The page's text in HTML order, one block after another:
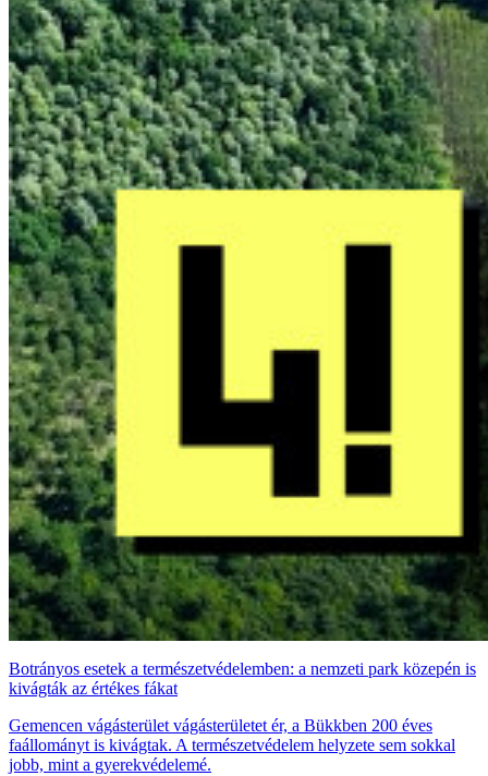
Botrányos esetek a természetvédelemben: a nemzeti park közepén is
kivágták az értékes fákat
Gemencen vágásterület vágásterületet ér, a Bükkben 200 éves
faállományt is kivágtak. A természetvédelem helyzete sem sokkal
jobb, mint a gyerekvédelemé.